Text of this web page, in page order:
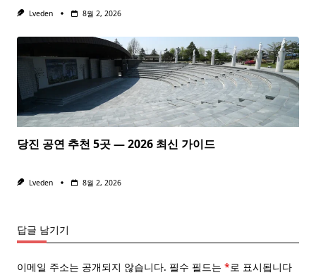
Lveden 8월 2, 2026
당진 공연 추천 5곳 — 2026 최신 가이드
Lveden 8월 2, 2026
답글 남기기
이메일 주소는 공개되지 않습니다. 필수 필드는 *로 표시됩니다